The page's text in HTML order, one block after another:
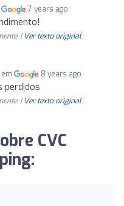
7 years ago
| Ver texto original
8 years ago
perdidos
| Ver texto original
CVC